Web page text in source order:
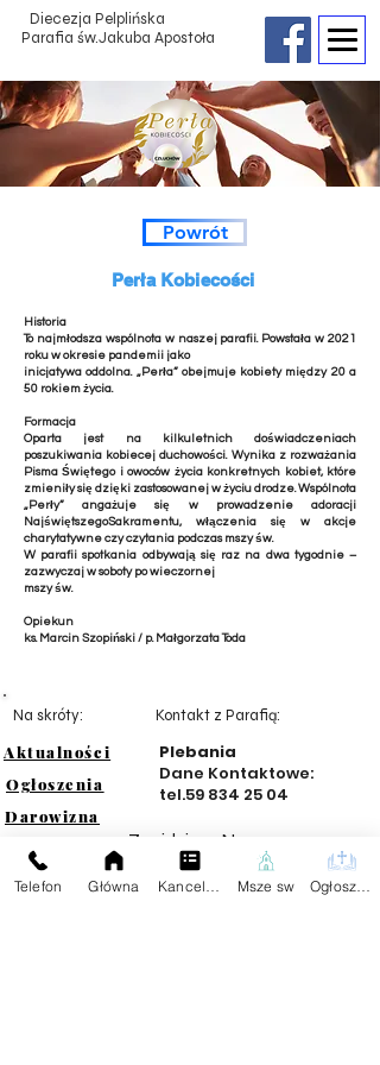
Parafia św.Jakuba Apostoła
Diecezja Pelplińska
Powrót
Perła Kobiecości
Historia
To najmłodsza wspólnota w naszej parafii. Powstała w 2021
roku w okresie pandemii jako
inicjatywa oddolna. „Perła” obejmuje kobiety między 20 a
50 rokiem życia.
Formacja
Oparta jest na kilkuletnich doświadczeniach
poszukiwania kobiecej duchowości. Wynika z rozważania
Pisma Świętego i owoców życia konkretnych kobiet, które
zmieniły się dzięki zastosowanej w życiu drodze. Wspólnota
„Perły” angażuje się w prowadzenie adoracji
NajświętszegoSakramentu, włączenia się w akcje
charytatywne czy czytania podczas mszy św.
W parafii spotkania odbywają się raz na dwa tygodnie –
zazwyczaj w soboty po wieczornej
mszy św.
Opiekun
ks. Marcin Szopiński / p. Małgorzata Toda
Na skróty:
Aktualności
Ogłoszenia
Darowizna
Wspólnoty
Kontakt
Kontakt z Parafią:
Plebania
Dane Kontaktowe:
tel.59 834 25 04
Znajdziesz Nas:
Telefon Główna Msze sw